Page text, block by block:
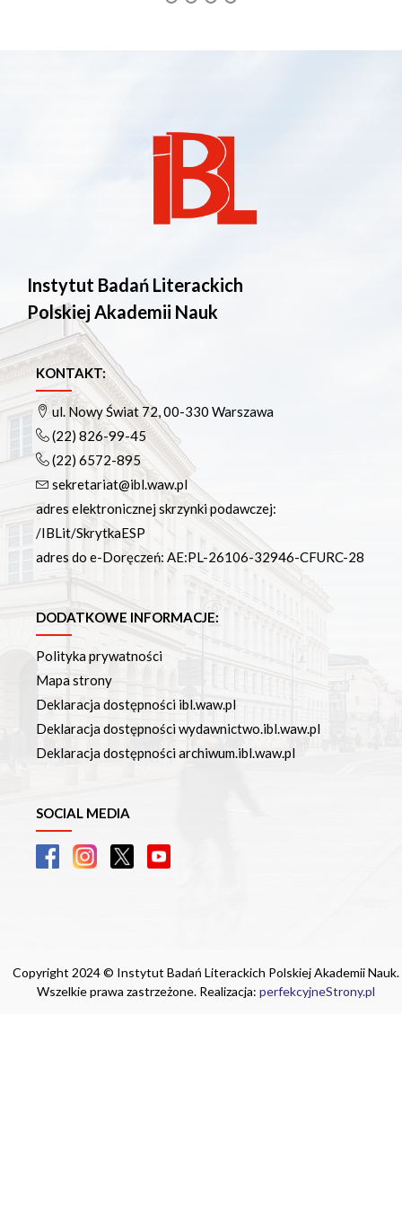
Instytut Badań Literackich
Polskiej Akademii Nauk
KONTAKT:
ul. Nowy Świat 72, 00-330 Warszawa
(22) 826-99-45
(22) 6572-895
sekretariat@ibl.waw.pl
adres elektronicznej skrzynki podawczej:
/IBLit/SkrytkaESP
adres do e-Doręczeń: AE:PL-26106-32946-CFURC-28
DODATKOWE INFORMACJE:
Polityka prywatności
Mapa strony
Deklaracja dostępności ibl.waw.pl
Deklaracja dostępności wydawnictwo.ibl.waw.pl
Deklaracja dostępności archiwum.ibl.waw.pl
SOCIAL MEDIA
Copyright 2024 © Instytut Badań Literackich Polskiej Akademii Nauk.
Wszelkie prawa zastrzeżone. Realizacja: perfekcyjneStrony.pl